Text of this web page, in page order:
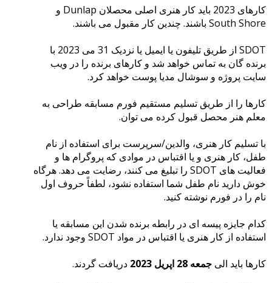
کارهای 2023 باید کار هنری اصلی محصلان Dunlap و
South Shore باشند. چندین کار مقبول می باشند.
SDOT از طریق تلیفون یا ایمیل یا نزدیک 31 می 2023 با
برنده گان به تماس خواهد شد و کارهای برنده را در ویب
سایت پروژه و سوشال مدیا پوست خواهد کرد.
کارها را از طریق تسلیم مستقیم فورم مسابقه طراحی به
معلم هنر محصل قبول کرده می توان.
با تسلیم کار هنری، والدین/سرپرست برای استفاده از نام
طفل، کار هنری و یا اقتباس در موادی که پروگرام ها و
فعالیت های SDOT را تبلیغ می کنند، رضایت می دهد. هرگاه
خوش دارید نام طفل شما استفاده نشود، لطفاً حروف اول
نام را در فورم نوشته کنید.
کدام جایزه پیسه ای در رابطه برنده شدن این مسابقه یا
استفاده از کار هنری یا اقتباس در مواد SDOT وجود ندارد.
کارها باید الی جمعه 28 اپریل 2023
دریافت گردند.